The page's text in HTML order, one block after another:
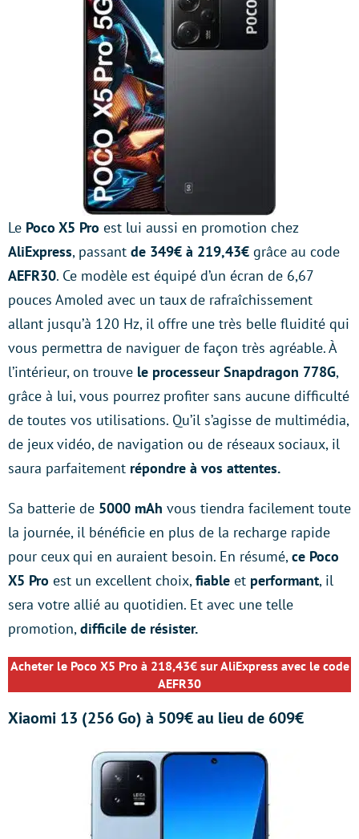
Le Poco X5 Pro est lui aussi en promotion chez
AliExpress, passant de 349€ à 219,43€ grâce au code
AEFR30. Ce modèle est équipé d’un écran de 6,67
pouces Amoled avec un taux de rafraîchissement
allant jusqu’à 120 Hz, il offre une très belle fluidité qui
vous permettra de naviguer de façon très agréable. À
l’intérieur, on trouve le processeur Snapdragon 778G,
grâce à lui, vous pourrez profiter sans aucune difficulté
de toutes vos utilisations. Qu’il s’agisse de multimédia,
de jeux vidéo, de navigation ou de réseaux sociaux, il
saura parfaitement répondre à vos attentes.
Sa batterie de 5000 mAh vous tiendra facilement toute
la journée, il bénéficie en plus de la recharge rapide
pour ceux qui en auraient besoin. En résumé,ce Poco
X5 Pro est un excellent choix,fiable et performant, il
sera votre allié au quotidien. Et avec une telle
promotion,difficile de résister.
Acheter le Poco X5 Pro à 218,43€ sur AliExpress avec le code
AEFR30
Xiaomi 13 (256 Go) à 509€ au lieu de 609€